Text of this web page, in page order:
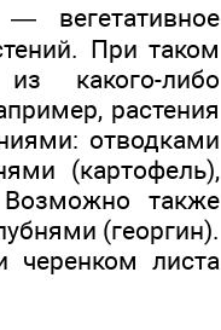
вегетативное
При таком
какого-либо
растения
отводками
(картофель),
также
(георгин).
черенком листа